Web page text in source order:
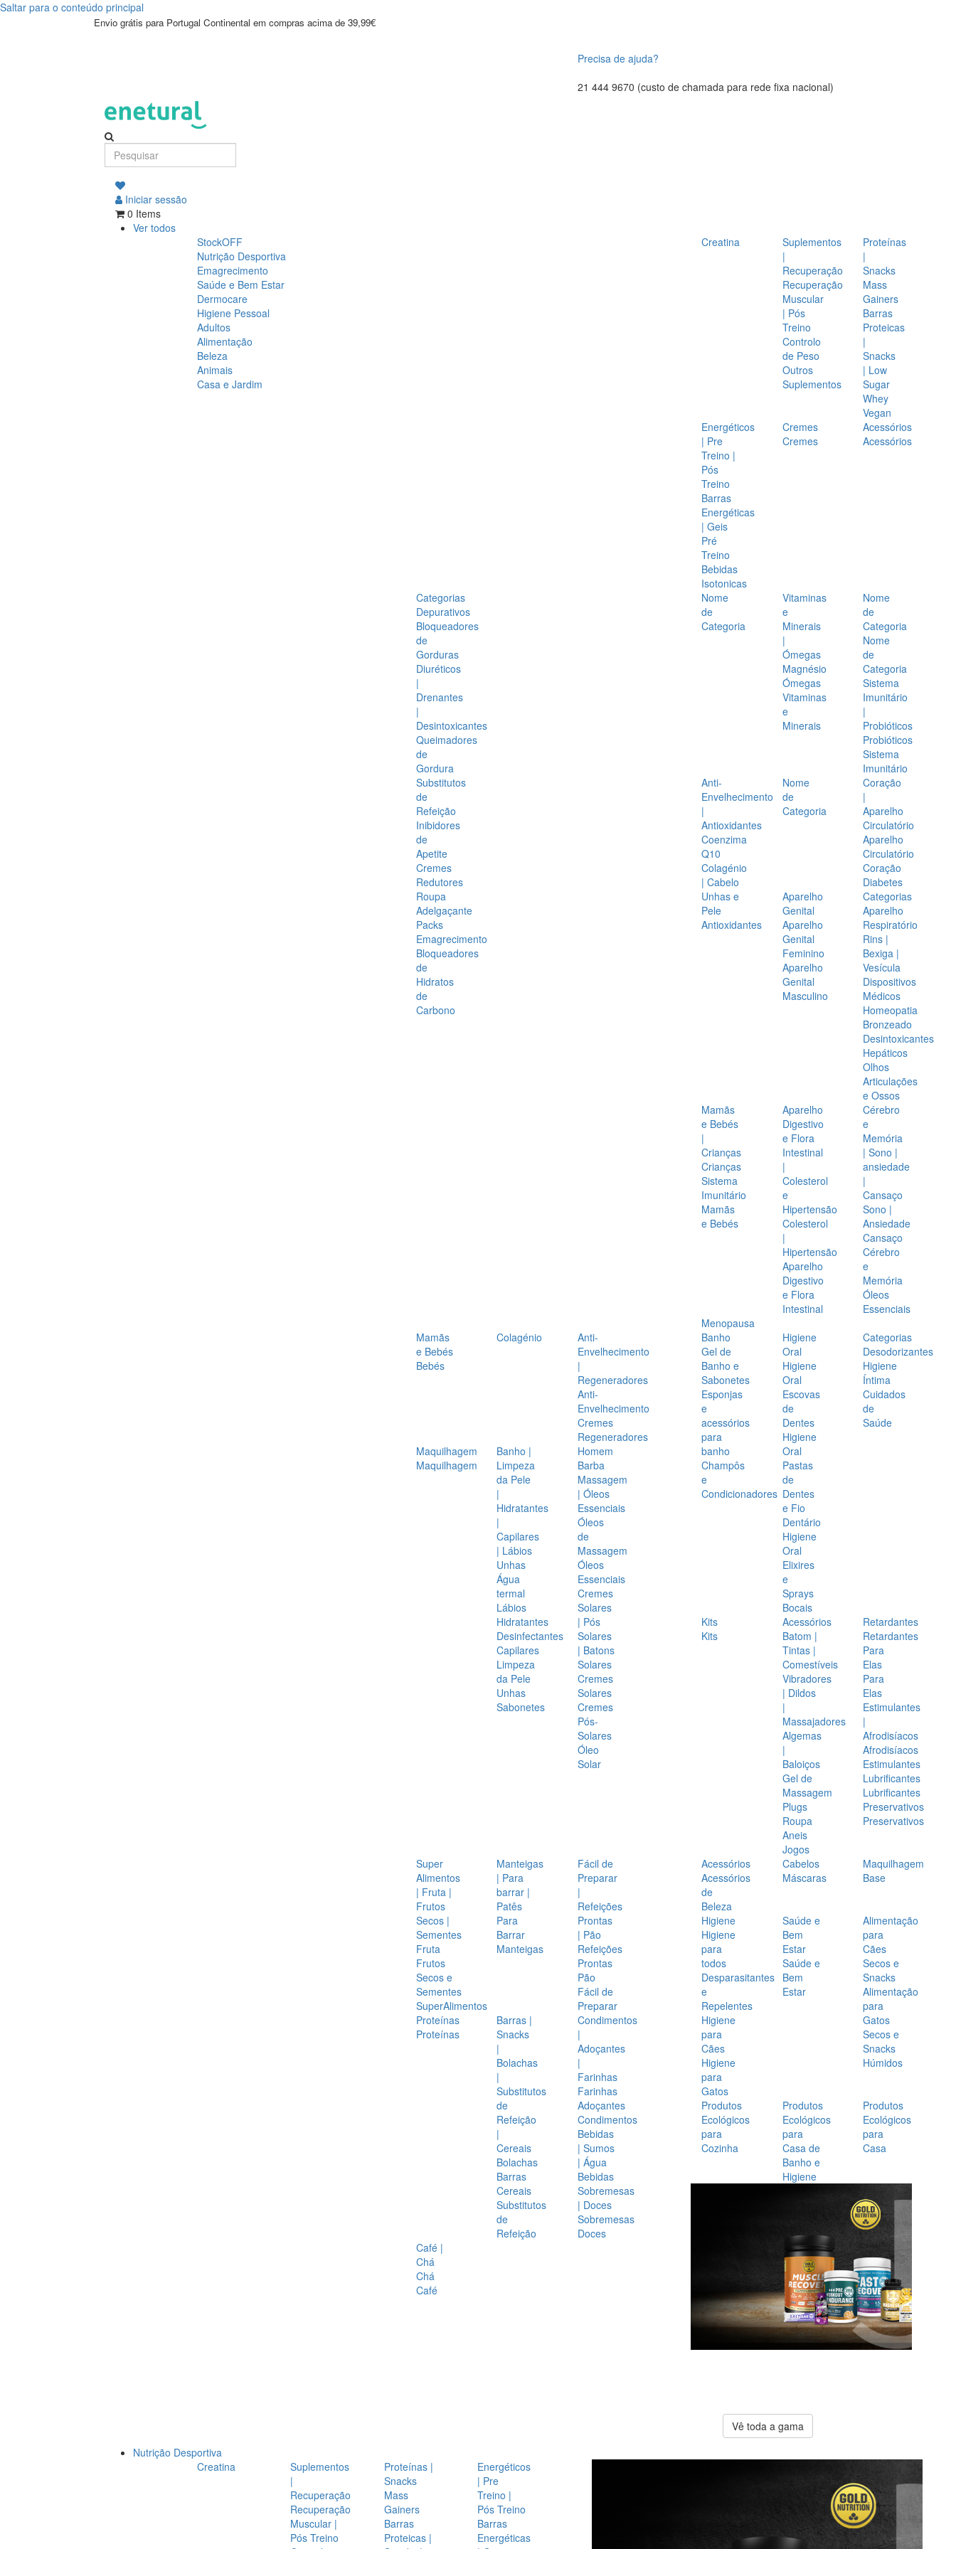
Saltar para o conteúdo principal
Envio grátis para Portugal Continental em compras acima de 39,99€
Precisa de ajuda?
21 444 9670 (custo de chamada para rede fixa nacional)
Iniciar sessão
0 Items
Ver todos
StockOFF
Nutrição Desportiva
Emagrecimento
Saúde e Bem Estar
Dermocare
Higiene Pessoal
Adultos
Alimentação
Beleza
Animais
Casa e Jardim
Creatina
Suplementos
|
Recuperação
Recuperação
Muscular
| Pós
Treino
Controlo
de Peso
Outros
Suplementos
Proteínas
|
Snacks
Mass
Gainers
Barras
Proteicas
|
Snacks
| Low
Sugar
Whey
Vegan
Energéticos
| Pre
Treino |
Pós
Treino
Barras
Energéticas
| Geis
Pré
Treino
Bebidas
Isotonicas
Cremes
Cremes
Acessórios
Acessórios
Categorias
Depurativos
Bloqueadores
de
Gorduras
Diuréticos
|
Drenantes
|
Desintoxicantes
Queimadores
de
Gordura
Substitutos
de
Refeição
Inibidores
de
Apetite
Cremes
Redutores
Roupa
Adelgaçante
Packs
Emagrecimento
Bloqueadores
de
Hidratos
de
Carbono
Nome
de
Categoria
Vitaminas
e
Minerais
|
Ómegas
Magnésio
Ómegas
Vitaminas
e
Minerais
Nome
de
Categoria
Nome
de
Categoria
Sistema
Imunitário
|
Probióticos
Probióticos
Sistema
Imunitário
Anti-
Envelhecimento
|
Antioxidantes
Coenzima
Q10
Colagénio
| Cabelo
Unhas e
Pele
Antioxidantes
Nome
de
Categoria
Coração
|
Aparelho
Circulatório
Aparelho
Circulatório
Coração
Diabetes
Aparelho
Genital
Aparelho
Genital
Feminino
Aparelho
Genital
Masculino
Categorias
Aparelho
Respiratório
Rins |
Bexiga |
Vesícula
Dispositivos
Médicos
Homeopatia
Bronzeado
Desintoxicantes
Hepáticos
Olhos
Articulações
e Ossos
Mamãs
e Bebés
|
Crianças
Crianças
Sistema
Imunitário
Mamãs
e Bebés
Aparelho
Digestivo
e Flora
Intestinal
|
Colesterol
e
Hipertensão
Colesterol
|
Hipertensão
Aparelho
Digestivo
e Flora
Intestinal
Cérebro
e
Memória
| Sono |
ansiedade
|
Cansaço
Sono |
Ansiedade
Cansaço
Cérebro
e
Memória
Óleos
Essenciais
Menopausa
Mamãs
e Bebés
Bebés
Colagénio
Anti-
Envelhecimento
|
Regeneradores
Anti-
Envelhecimento
Cremes
Regeneradores
Maquilhagem
Maquilhagem
Banho |
Limpeza
da Pele
|
Hidratantes
|
Capilares
| Lábios
Unhas
Água
termal
Lábios
Hidratantes
Desinfectantes
Capilares
Limpeza
da Pele
Unhas
Sabonetes
Homem
Barba
Massagem
| Óleos
Essenciais
Óleos
de
Massagem
Óleos
Essenciais
Cremes
Solares
| Pós
Solares
| Batons
Solares
Cremes
Solares
Cremes
Pós-
Solares
Óleo
Solar
Banho
Gel de
Banho e
Sabonetes
Esponjas
e
acessórios
para
banho
Champôs
e
Condicionadores
Higiene
Oral
Higiene
Oral
Escovas
de
Dentes
Higiene
Oral
Pastas
de
Dentes
e Fio
Dentário
Higiene
Oral
Elixires
e
Sprays
Bocais
Categorias
Desodorizantes
Higiene
Íntima
Cuidados
de
Saúde
Kits
Kits
Acessórios
Batom |
Tintas |
Comestíveis
Vibradores
| Dildos
|
Massajadores
Algemas
|
Baloiços
Gel de
Massagem
Plugs
Roupa
Aneis
Jogos
Retardantes
Retardantes
Para
Elas
Para
Elas
Estimulantes
|
Afrodisíacos
Afrodisíacos
Estimulantes
Lubrificantes
Lubrificantes
Preservativos
Preservativos
Super
Alimentos
| Fruta |
Frutos
Secos |
Sementes
Fruta
Frutos
Secos e
Sementes
SuperAlimentos
Manteigas
| Para
barrar |
Patês
Para
Barrar
Manteigas
Fácil de
Preparar
|
Refeições
Prontas
| Pão
Refeições
Prontas
Pão
Fácil de
Preparar
Proteínas
Proteínas
Barras |
Snacks
|
Bolachas
|
Substitutos
de
Refeição
|
Cereais
Bolachas
Barras
Cereais
Substitutos
de
Refeição
Condimentos
|
Adoçantes
|
Farinhas
Farinhas
Adoçantes
Condimentos
Bebidas
| Sumos
| Água
Bebidas
Sobremesas
| Doces
Sobremesas
Doces
Café |
Chá
Chá
Café
Acessórios
Acessórios
de
Beleza
Cabelos
Máscaras
Maquilhagem
Base
Higiene
Higiene
para
todos
Desparasitantes
e
Repelentes
Higiene
para
Cães
Higiene
para
Gatos
Saúde e
Bem
Estar
Saúde e
Bem
Estar
Alimentação
para
Cães
Secos e
Snacks
Alimentação
para
Gatos
Secos e
Snacks
Húmidos
Produtos
Ecológicos
para
Cozinha
Produtos
Ecológicos
para
Casa de
Banho e
Higiene
Produtos
Ecológicos
para
Casa
Vê toda a gama
Nutrição Desportiva
Creatina
Suplementos
|
Recuperação
Recuperação
Muscular |
Pós Treino
Proteínas |
Snacks
Mass
Gainers
Barras
Proteicas |
Energéticos
| Pre
Treino |
Pós Treino
Barras
Energéticas